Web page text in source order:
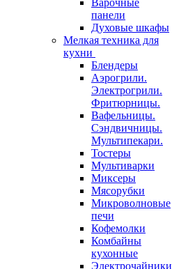
Варочные
панели
Духовые шкафы
Мелкая техника для
кухни
Блендеры
Аэрогрили.
Электрогрили.
Фритюрницы.
Вафельницы.
Сэндвичницы.
Мультипекари.
Тостеры
Мультиварки
Миксеры
Мясорубки
Микроволновые
печи
Кофемолки
Комбайны
кухонные
Электрочайники